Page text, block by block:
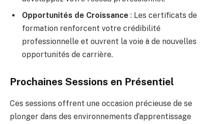
Opportunités de Croissance : Les certificats de
formation renforcent votre crédibilité
professionnelle et ouvrent la voie à de nouvelles
opportunités de carrière.
Prochaines Sessions en Présentiel
Ces sessions offrent une occasion précieuse de se
plonger dans des environnements d’apprentissage